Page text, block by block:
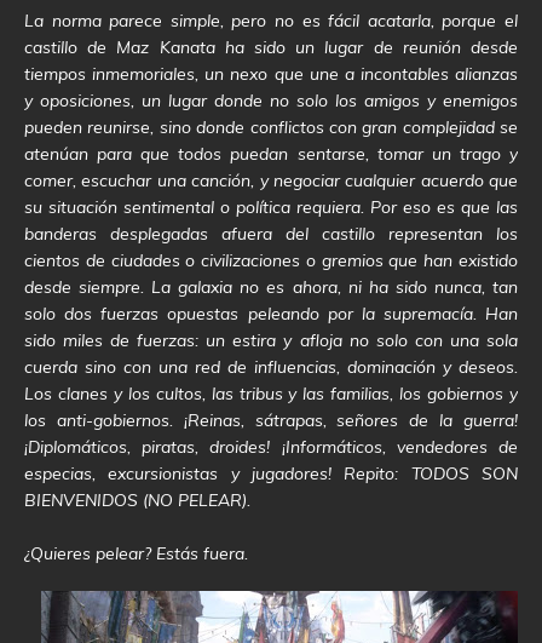
La norma parece simple, pero no es fácil acatarla, porque el
castillo de Maz Kanata ha sido un lugar de reunión desde
tiempos inmemoriales, un nexo que une a incontables alianzas
y oposiciones, un lugar donde no solo los amigos y enemigos
pueden reunirse, sino donde conflictos con gran complejidad se
atenúan para que todos puedan sentarse, tomar un trago y
comer, escuchar una canción, y negociar cualquier acuerdo que
su situación sentimental o política requiera. Por eso es que las
banderas desplegadas afuera del castillo representan los
cientos de ciudades o civilizaciones o gremios que han existido
desde siempre. La galaxia no es ahora, ni ha sido nunca, tan
solo dos fuerzas opuestas peleando por la supremacía. Han
sido miles de fuerzas: un estira y afloja no solo con una sola
cuerda sino con una red de influencias, dominación y deseos.
Los clanes y los cultos, las tribus y las familias, los gobiernos y
los anti-gobiernos. ¡Reinas, sátrapas, señores de la guerra!
¡Diplomáticos, piratas, droides! ¡Informáticos, vendedores de
especias, excursionistas y jugadores! Repito: TODOS SON
BIENVENIDOS (NO PELEAR).
¿Quieres pelear? Estás fuera.